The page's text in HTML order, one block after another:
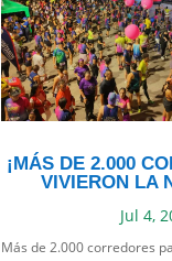
¡MÁS DE 2.000
VIVIERON LA
Jul 4,
Más de 2.000 corredores